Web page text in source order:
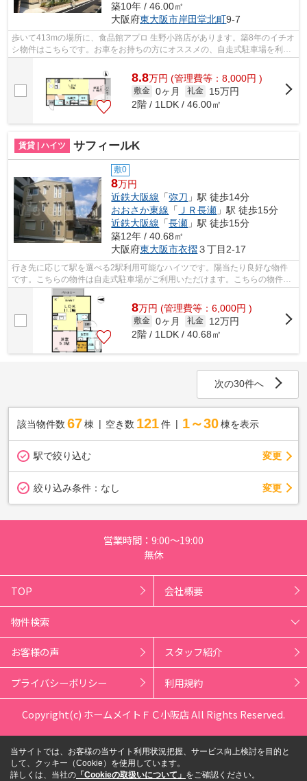
築10年 / 46.00㎡
大阪府東大阪市岸田堂北町9-7
歩いて413mの場所に、食品館アプロ 生野小路店があります。築8年のイチオ
シ物件はこちらです。お車をお持ちの方にオススメの、自走式駐車場を利用
8.8万円 (管理費等：8,000円 )
敷金 0ヶ月 礼金
15万円
2階 / 1LDK / 46.00㎡
賃貸 | ハイツ サフィールK
敷0
8万円
近鉄大阪線 「弥刀 」駅 徒歩14分
おおさか東線 「 ＪＲ長瀬 」駅 徒歩15分
近鉄大阪線 「長瀬 」駅 徒歩15分
築12年 / 40.68㎡
大阪府東大阪市衣摺３丁目2-17
行き先に応じて駅を選べる2駅利用可能なハイツです。陽当たり良好な物件
です。こちらの物件は自走式駐車場がご利用いただけます。こちらの物件は
駅まで徒歩で14分で到着します。当社ス...
8万円 (管理費等：6,000円 )
敷金 0ヶ月 礼金
12万円
2階 / 1LDK / 40.68㎡
次の30件へ
該当物件数 67棟 空き数 121 件 1～30 棟を表示
駅で絞り込む 変更
絞り込み条件： なし 変更
営業時間：9:00～19:00
無休
TOP 会社概要
物件検索
お客様の声 スタッフ紹介
プライバシーポリシー 利用規約
Copyright(c) ホームメイトＦＣ小阪店 All Rights Reserved.
当サイトでは、お客様の当サイト利用状況把握、サービス向上検討を目的と
して、クッキー（Cookie）を使用しています。
詳しくは、当社の 「Cookieの取扱いについて」 をご確認ください。